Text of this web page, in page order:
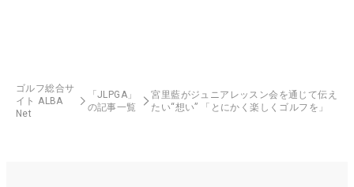
ゴルフ総合サ
イト ALBA
Net
「JLPGA」
の記事一覧
宮里藍がジュニアレッスン会を通じて伝え
たい“想い” 「とにかく楽しくゴルフを」